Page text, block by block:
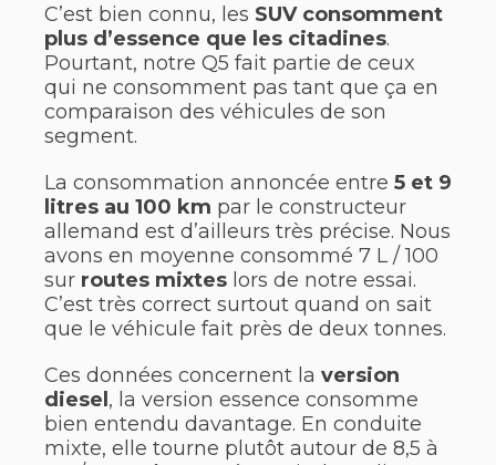
C’est bien connu, les SUV consomment
plus d’essence que les citadines.
Pourtant, notre Q5 fait partie de ceux
qui ne consomment pas tant que ça en
comparaison des véhicules de son
segment.
La consommation annoncée entre 5 et 9
litres au 100 km par le constructeur
allemand est d’ailleurs très précise. Nous
avons en moyenne consommé 7 L / 100
sur routes mixtes lors de notre essai.
C’est très correct surtout quand on sait
que le véhicule fait près de deux tonnes.
Ces données concernent la version
diesel, la version essence consomme
bien entendu davantage. En conduite
mixte, elle tourne plutôt autour de 8,5 à